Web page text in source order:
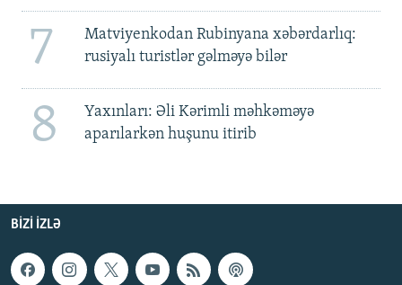
7
Matviyenkodan Rubinyana xəbərdarlıq:
rusiyalı turistlər gəlməyə bilər
8
Yaxınları: Əli Kərimli məhkəməyə
aparılarkən huşunu itirib
BIZI IZLƏ